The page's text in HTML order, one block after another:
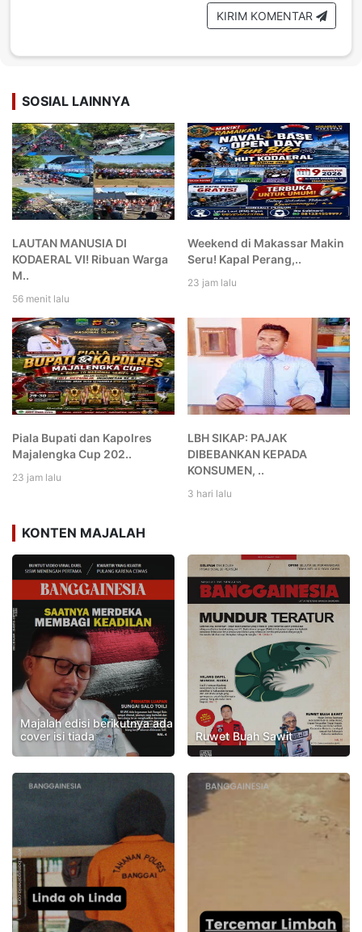
KIRIM KOMENTAR
SOSIAL LAINNYA
LAUTAN MANUSIA DI
KODAERAL VI! Ribuan Warga
M..
56 menit lalu
Weekend di Makassar Makin
Seru! Kapal Perang,..
23 jam lalu
Piala Bupati dan Kapolres
Majalengka Cup 202..
23 jam lalu
LBH SIKAP: PAJAK
DIBEBANKAN KEPADA
KONSUMEN, ..
3 hari lalu
KONTEN MAJALAH
Majalah edisi berikutnya ada
cover isi tiada
Ruwet Buah Sawit